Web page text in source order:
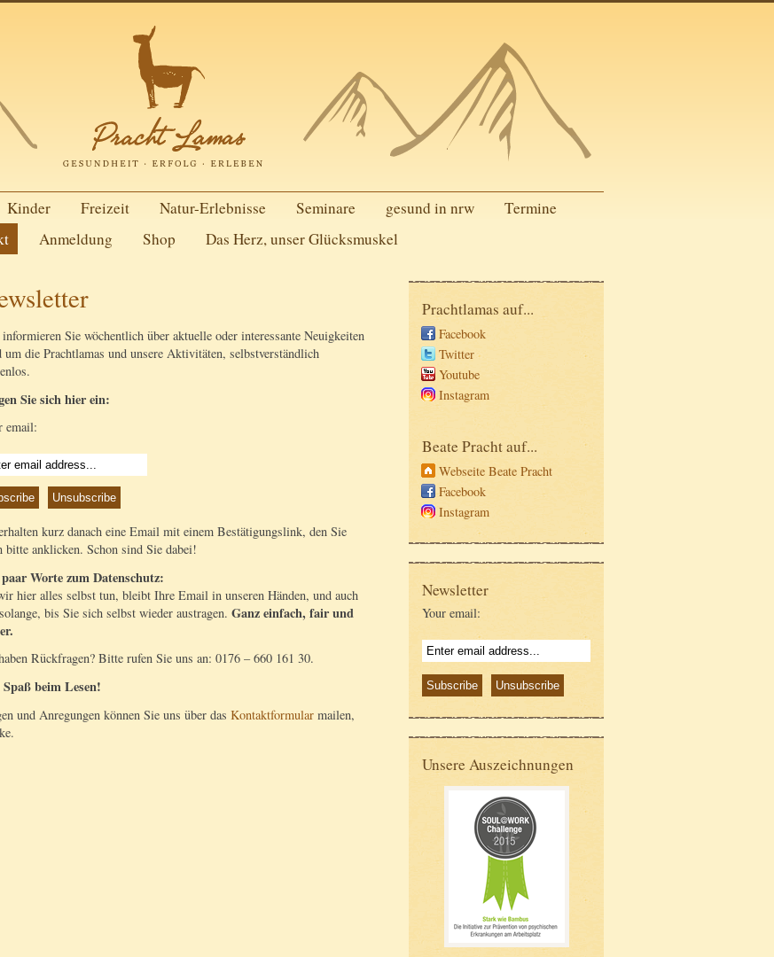
Kinder Freizeit Natur-Erlebnisse Seminare gesund in nrw
Termine
Anmeldung Shop Das Herz, unser Glücksmuskel
Sie wöchentlich über aktuelle oder interessante Neuigkeiten
um die Prachtlamas und unsere Aktivitäten, selbstverständlich
Sie sich hier ein:
email:
kurz danach eine Email mit einem Bestätigungslink, den Sie
bitte anklicken. Schon sind Sie dabei!
Worte zum Datenschutz:
hier alles selbst tun, bleibt Ihre Email in unseren Händen, und auch
bis Sie sich selbst wieder austragen. Ganz einfach, fair und
Rückfragen? Bitte rufen Sie uns an: 0176 – 660 161 30.
beim Lesen!
und Anregungen können Sie uns über das Kontaktformular mailen,
Prachtlamas auf...
Facebook
Twitter
Youtube
Instagram
Beate Pracht auf...
Webseite Beate Pracht
Facebook
Instagram
Newsletter
Your email:
Unsere Auszeichnungen